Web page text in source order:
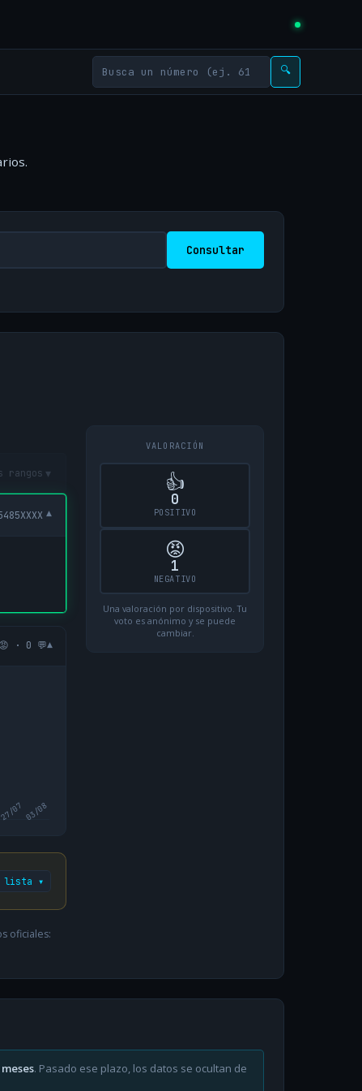
🔍
Consultar
rangos ▾
▾
· 0 💬▾
27/07 03/08
lista ▾
oficiales:
VALORACIÓN
👍
0
POSITIVO
😡
1
NEGATIVO
Una valoración por dispositivo. Tu
voto es anónimo y se puede
cambiar.
. Pasado ese plazo, los datos se ocultan de